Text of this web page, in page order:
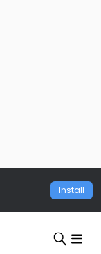
Install